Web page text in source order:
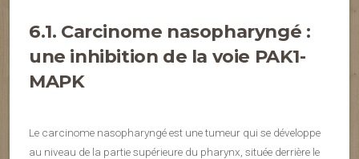
6.1. Carcinome nasopharyngé :
une inhibition de la voie PAK1-
MAPK
Le carcinome nasopharyngé est une tumeur qui se développe
au niveau de la partie supérieure du pharynx, située derrière le